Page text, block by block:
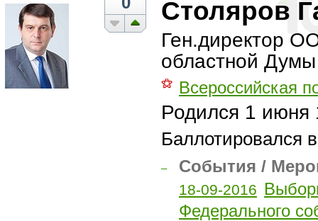
Столяров
Ген.директор
областной Думы
⚝ Всероссийская
Родился 1 июня
Баллотировался
– События /
18-09-2016
Федерального